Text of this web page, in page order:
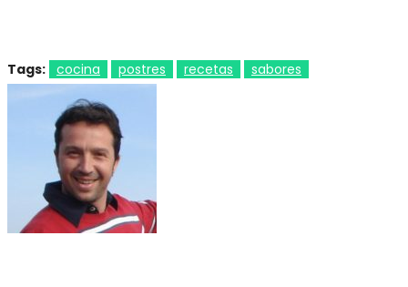
Tags: cocina postres recetas sabores